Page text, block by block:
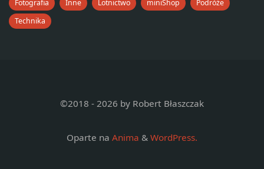
Fotografia Inne Lotnictwo miniShop
Podróże
Technika
©2018 - 2026 by Robert Błaszczak
Oparte na Anima & WordPress.